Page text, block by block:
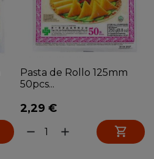
Pasta de Rollo 125mm
50pcs...
2,29 €
remove add 